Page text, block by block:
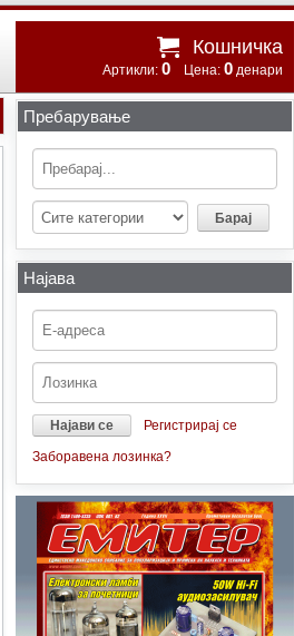
Кошничка
Артикли: 0 Цена: 0 денари
Пребарување
Најава
Регистрирај се
Заборавена лозинка?